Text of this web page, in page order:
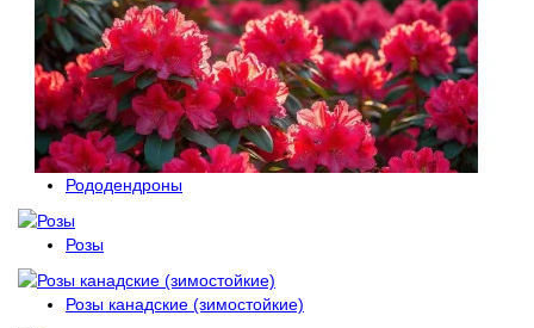
Рододендроны
Розы
Розы канадские (зимостойкие)